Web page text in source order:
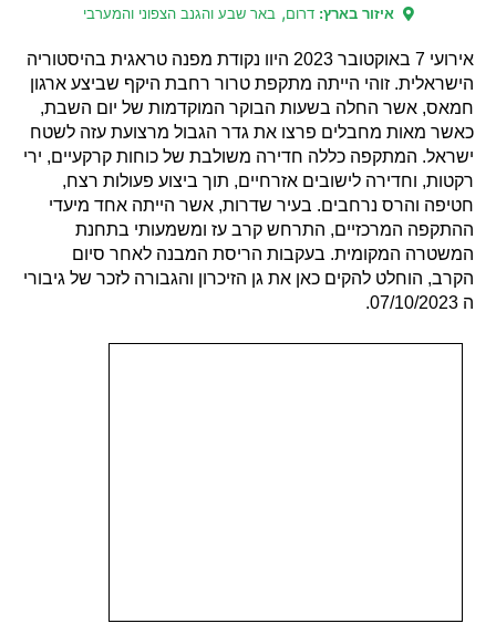
איזור בארץ:דרום, באר שבע והגנב הצפוני והמערבי
אירועי 7 באוקטובר 2023 היוו נקודת מפנה טראגית בהיסטוריה
הישראלית. זוהי הייתה מתקפת טרור רחבת היקף שביצע ארגון
חמאס, אשר החלה בשעות הבוקר המוקדמות של יום השבת,
כאשר מאות מחבלים פרצו את גדר הגבול מרצועת עזה לשטח
ישראל. המתקפה כללה חדירה משולבת של כוחות קרקעיים, ירי
רקטות, וחדירה לישובים אזרחיים, תוך ביצוע פעולות רצח,
חטיפה והרס נרחבים. בעיר שדרות, אשר הייתה אחד מיעדי
ההתקפה המרכזיים, התרחש קרב עז ומשמעותי בתחנת
המשטרה המקומית. בעקבות הריסת המבנה לאחר סיום
הקרב, הוחלט להקים כאן את גן הזיכרון והגבורה לזכר של גיבורי
ה 07/10/2023.